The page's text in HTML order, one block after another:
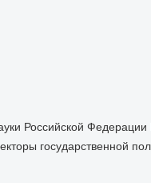
Российской
государственной